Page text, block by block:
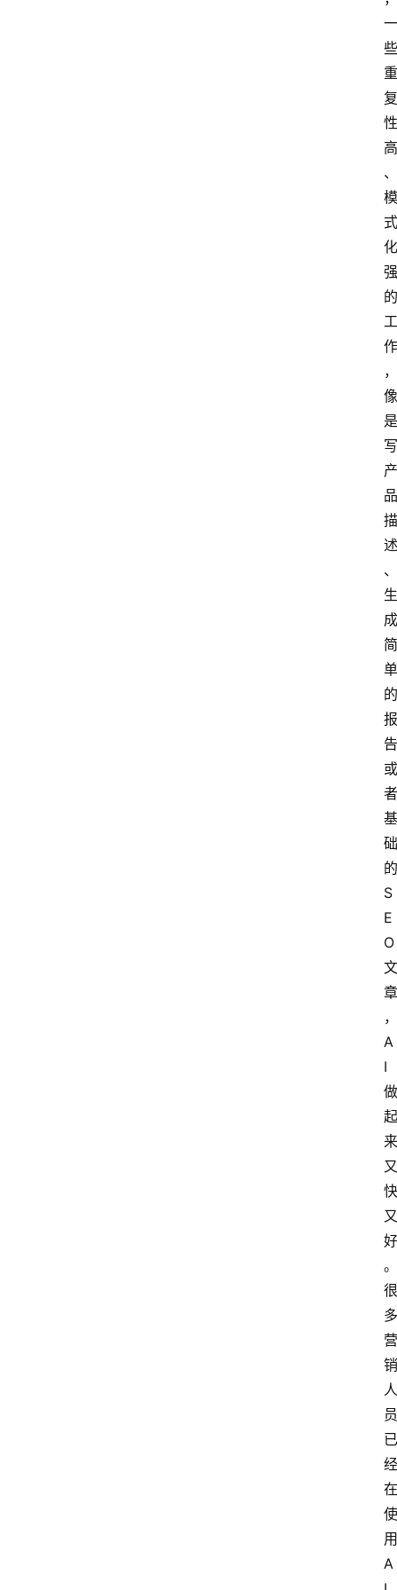
一
些
重
复
性
高
、
模
式
化
强
的
工
作
，
像
是
写
产
品
描
述
、
生
成
简
单
的
报
告
或
者
基
础
的
S
E
O
文
章
，
A
I
做
起
来
又
快
又
好
。
很
多
营
销
人
员
已
经
在
使
用
A